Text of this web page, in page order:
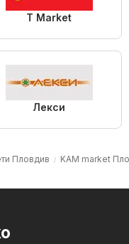
T Market
Лекси
Пловдив KAM market